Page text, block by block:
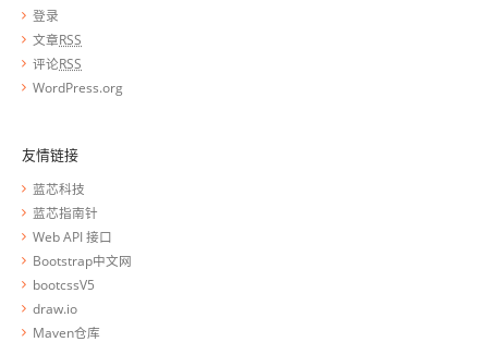
登录
文章RSS
评论RSS
WordPress.org
友情链接
蓝芯科技
蓝芯指南针
Web API 接口
Bootstrap中文网
bootcssV5
draw.io
Maven仓库